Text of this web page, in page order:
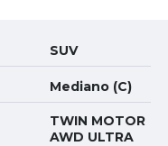
SUV
Mediano (C)
TWIN MOTOR
AWD ULTRA